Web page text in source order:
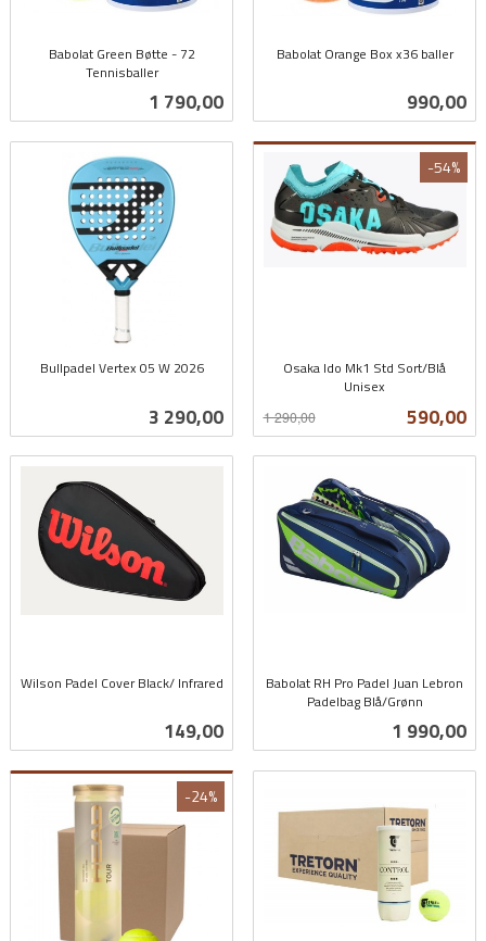
Babolat Green Bøtte - 72
Tennisballer
Pris
1 790,00
Babolat Orange Box x36 baller
Pris
990,00
Bullpadel Vertex 05 W 2026
Pris
3 290,00
Osaka Ido Mk1 Std Sort/Blå
Unisex
Tilbud
590,00
1 290,00
-54%
mva.
Wilson Padel Cover Black/ Infrared
Pris
149,00
Babolat RH Pro Padel Juan Lebron
Padelbag Blå/Grønn
Pris
1 990,00
-24%